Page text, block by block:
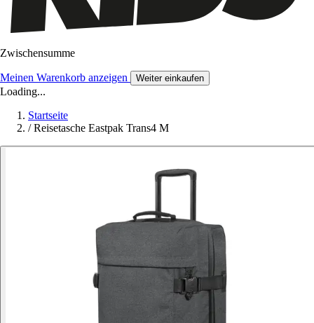
Zwischensumme
Meinen Warenkorb anzeigen Weiter einkaufen
Loading...
Startseite
/ Reisetasche Eastpak Trans4 M